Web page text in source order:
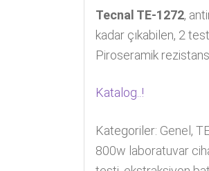
Tecnal TE-1272,
kadar çıkabilen, 2
Piroseramik
Katalog..!
Kategoriler: Genel,
800w laboratuvar